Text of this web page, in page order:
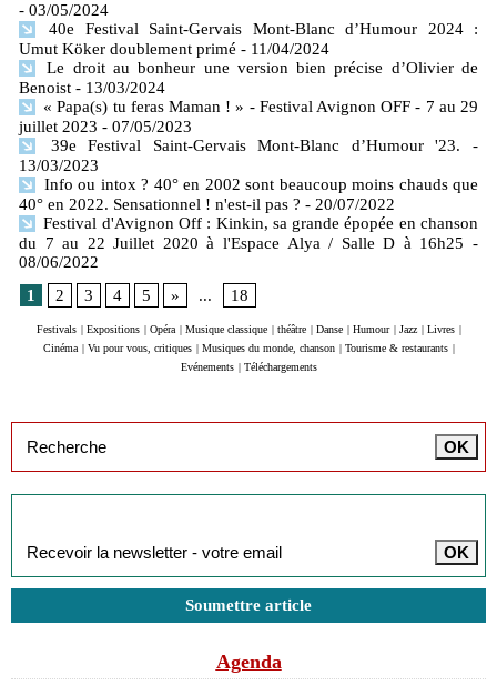
- 03/05/2024
40e Festival Saint-Gervais Mont-Blanc d’Humour 2024 :
Umut Köker doublement primé - 11/04/2024
Le droit au bonheur une version bien précise d’Olivier de
Benoist - 13/03/2024
« Papa(s) tu feras Maman ! » - Festival Avignon OFF - 7 au 29
juillet 2023 - 07/05/2023
39e Festival Saint-Gervais Mont-Blanc d’Humour '23.
-
13/03/2023
Info ou intox ? 40° en 2002 sont beaucoup moins chauds que
40° en 2022. Sensationnel ! n'est-il pas ? - 20/07/2022
Festival d'Avignon Off : Kinkin, sa grande épopée en chanson
du 7 au 22 Juillet 2020 à l'Espace Alya / Salle D à 16h25 -
08/06/2022
1
2 3 4 5 » ... 18
Festivals Expositions Opéra Musique classique théâtre Danse Humour Jazz Livres
Cinéma
Vu pour vous, critiques Musiques du monde, chanson Tourisme & restaurants
Evénements
Téléchargements
Soumettre article
Agenda